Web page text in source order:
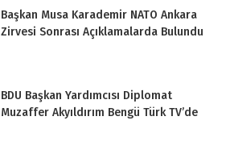
Başkan Musa Karademir NATO Ankara
Zirvesi Sonrası Açıklamalarda Bulundu
BDU Başkan Yardımcısı Diplomat
Muzaffer Akyıldırım Bengü Türk TV’de